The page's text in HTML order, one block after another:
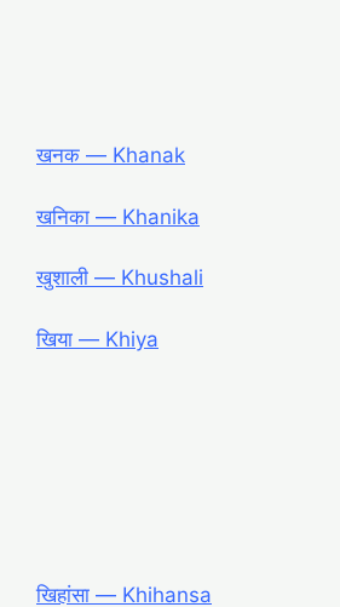
खनक ― Khanak
खनिका ― Khanika
खुशाली ― Khushali
खिया ― Khiya
खिहांसा ― Khihansa